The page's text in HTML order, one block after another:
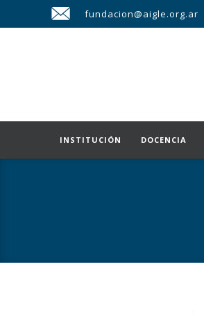
fundacion@aigle.org.ar
INSTITUCIÓN DOCENCIA